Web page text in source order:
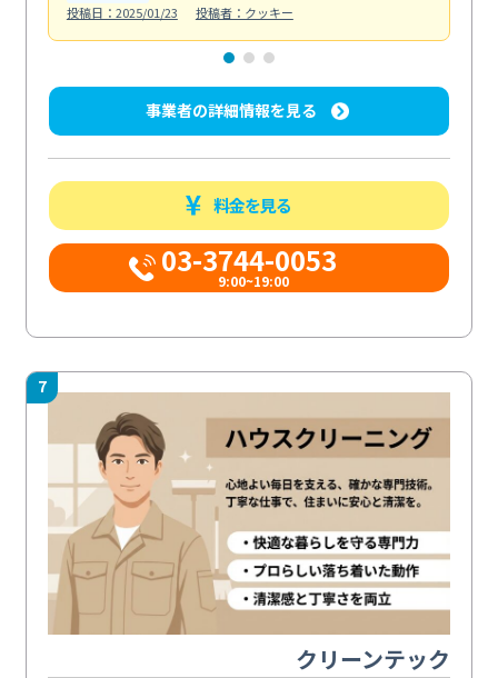
投稿日：2025/01/23
投稿者：クッキー
事業者の詳細情報を見る
料金を見る
03-3744-0053
9:00~19:00
7
クリーンテック